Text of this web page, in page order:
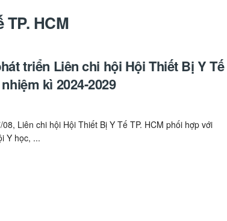
HCM
triển Liên chi hội Hội Thiết Bị Y Tế
kì 2024-2029
Liên chi hội Hội Thiết Bị Y Tế TP. HCM phối hợp với
Y học, ...